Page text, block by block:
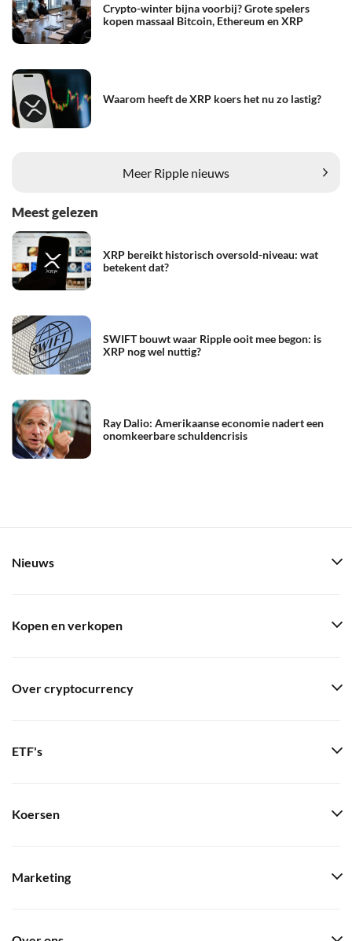
Crypto-winter bijna voorbij? Grote spelers
kopen massaal Bitcoin, Ethereum en XRP
Waarom heeft de XRP koers het nu zo lastig?
Meer Ripple nieuws
Meest gelezen
XRP bereikt historisch oversold-niveau: wat
betekent dat?
SWIFT bouwt waar Ripple ooit mee begon: is
XRP nog wel nuttig?
Ray Dalio: Amerikaanse economie nadert een
onomkeerbare schuldencrisis
Nieuws
Kopen en verkopen
Over cryptocurrency
ETF's
Koersen
Marketing